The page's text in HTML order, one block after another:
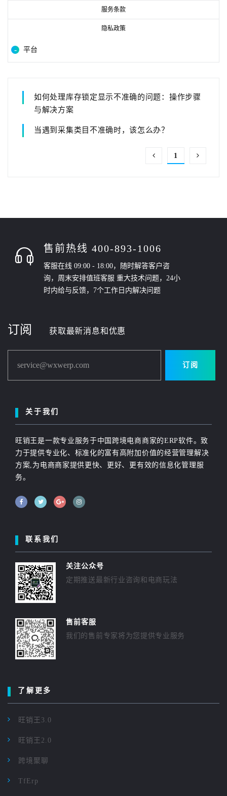
服务条款
隐私政策
平台
如何处理库存锁定显示不准确的问题：操作步骤
与解决方案
当遇到采集类目不准确时，该怎么办？
1
售前热线 400-893-1006
客服在线 09:00 - 18:00，随时解答客户咨
询，周末安排值班客服 重大技术问题，24小
时内给与反馈，7个工作日内解决问题
订阅 获取最新消息和优惠
service@wxwerp.com 订阅
关于我们
旺销王是一款专业服务于中国跨境电商商家的ERP软件。致
力于提供专业化、标准化的富有高附加价值的经营管理解决
方案,为电商商家提供更快、更好、更有效的信息化管理服
务。
联系我们
关注公众号
定期推送最新行业咨询和电商玩法
售前客服
我们的售前专家将为您提供专业服务
了解更多
旺销王3.0
旺销王2.0
跨境聚聊
TfErp